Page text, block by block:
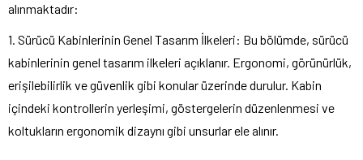
alınmaktadır:
1. Sürücü Kabinlerinin Genel Tasarım İlkeleri: Bu bölümde, sürücü
kabinlerinin genel tasarım ilkeleri açıklanır. Ergonomi, görünürlük,
erişilebilirlik ve güvenlik gibi konular üzerinde durulur. Kabin
içindeki kontrollerin yerleşimi, göstergelerin düzenlenmesi ve
koltukların ergonomik dizaynı gibi unsurlar ele alınır.